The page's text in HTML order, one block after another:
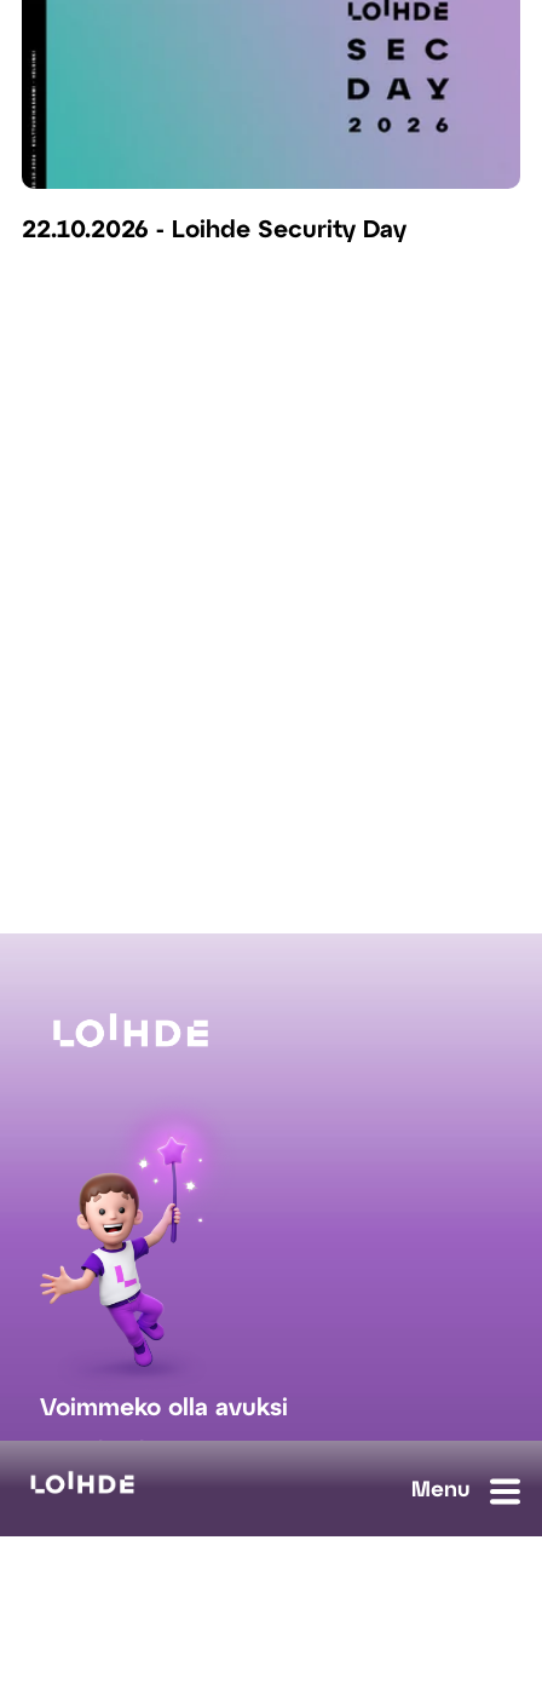
22.10.2026 - Loihde Security Day
Voimmeko olla avuksi
myynti@loihde.com